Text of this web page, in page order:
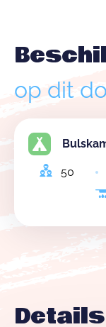
op dit
50